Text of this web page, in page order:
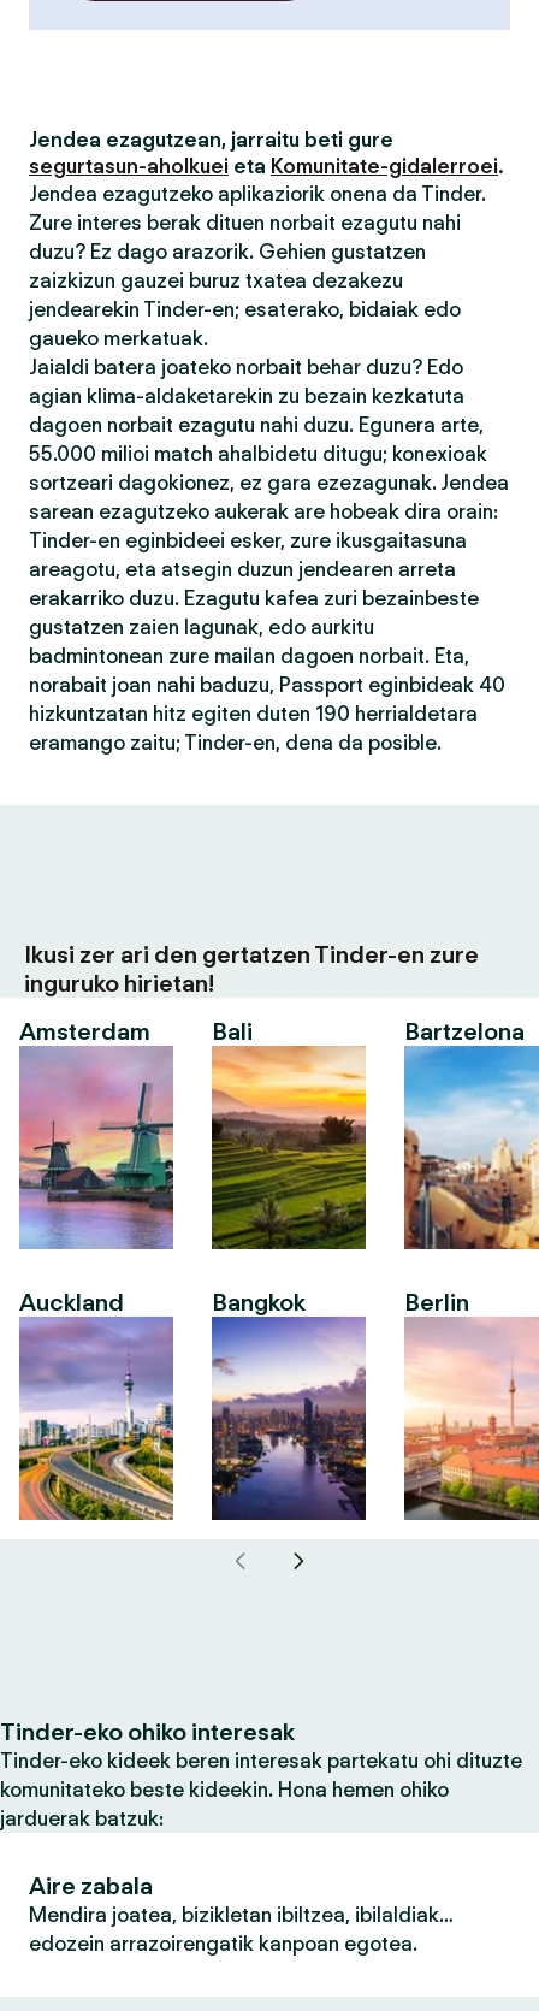
Jendea ezagutzean, jarraitu beti gure
segurtasun-aholkuei eta Komunitate-gidalerroei.
Jendea ezagutzeko aplikaziorik onena da Tinder.
Zure interes berak dituen norbait ezagutu nahi
duzu? Ez dago arazorik. Gehien gustatzen
zaizkizun gauzei buruz txatea dezakezu
jendearekin Tinder-en; esaterako, bidaiak edo
gaueko merkatuak.
Jaialdi batera joateko norbait behar duzu? Edo
agian klima-aldaketarekin zu bezain kezkatuta
dagoen norbait ezagutu nahi duzu. Egunera arte,
55.000 milioi match ahalbidetu ditugu; konexioak
sortzeari dagokionez, ez gara ezezagunak. Jendea
sarean ezagutzeko aukerak are hobeak dira orain:
Tinder-en eginbideei esker, zure ikusgaitasuna
areagotu, eta atsegin duzun jendearen arreta
erakarriko duzu. Ezagutu kafea zuri bezainbeste
gustatzen zaien lagunak, edo aurkitu
badmintonean zure mailan dagoen norbait. Eta,
norabait joan nahi baduzu, Passport eginbideak 40
hizkuntzatan hitz egiten duten 190 herrialdetara
eramango zaitu; Tinder-en, dena da posible.
Ikusi zer ari den gertatzen Tinder-en zure
inguruko hirietan!
Amsterdam
Auckland
Bali
Bangkok
Bartzelona
Berlin
Tinder-eko ohiko interesak
Tinder-eko kideek beren interesak partekatu ohi dituzte
komunitateko beste kideekin. Hona hemen ohiko
jarduerak batzuk:
Aire zabala
Mendira joatea, bizikletan ibiltzea, ibilaldiak…
edozein arrazoirengatik kanpoan egotea.